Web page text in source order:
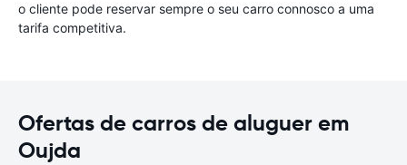
o cliente pode reservar sempre o seu carro connosco a uma
tarifa competitiva.
Ofertas de carros de aluguer em
Oujda